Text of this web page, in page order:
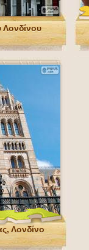
Λονδίνου
Λονδίνο